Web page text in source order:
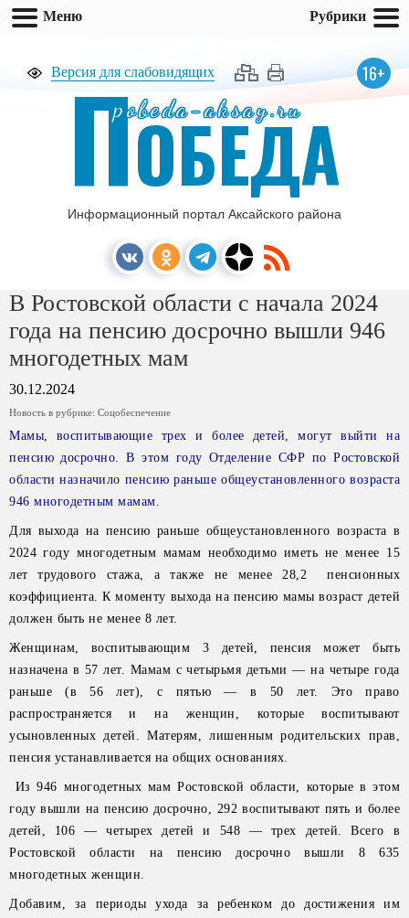
Версия для слабовидящих 16+
pobeda-aksay.ru
ПОБЕДА
Информационный портал Аксайского района
В Ростовской области с начала 2024
года на пенсию досрочно вышли 946
многодетных мам
30.12.2024
Новость в рубрике: Соцобеспечение
Мамы, воспитывающие трех и более детей, могут выйти на
пенсию досрочно. В этом году Отделение СФР по Ростовской
области назначило пенсию раньше общеустановленного возраста
946 многодетным мамам.
Для выхода на пенсию раньше общеустановленного возраста в
2024 году многодетным мамам необходимо иметь не менее 15
лет трудового стажа, а также не менее 28,2 пенсионных
коэффициента. К моменту выхода на пенсию мамы возраст детей
должен быть не менее 8 лет.
Женщинам, воспитывающим 3 детей, пенсия может быть
назначена в 57 лет. Мамам с четырьмя детьми — на четыре года
раньше (в 56 лет), с пятью — в 50 лет. Это право
распространяется и на женщин, которые воспитывают
усыновленных детей. Матерям, лишенным родительских прав,
пенсия устанавливается на общих основаниях.
Из 946 многодетных мам Ростовской области, которые в этом
году вышли на пенсию досрочно, 292 воспитывают пять и более
детей, 106 — четырех детей и 548 — трех детей. Всего в
Ростовской области на пенсию досрочно вышли 8 635
многодетных женщин.
Добавим, за периоды ухода за ребенком до достижения им
Меню Рубрики